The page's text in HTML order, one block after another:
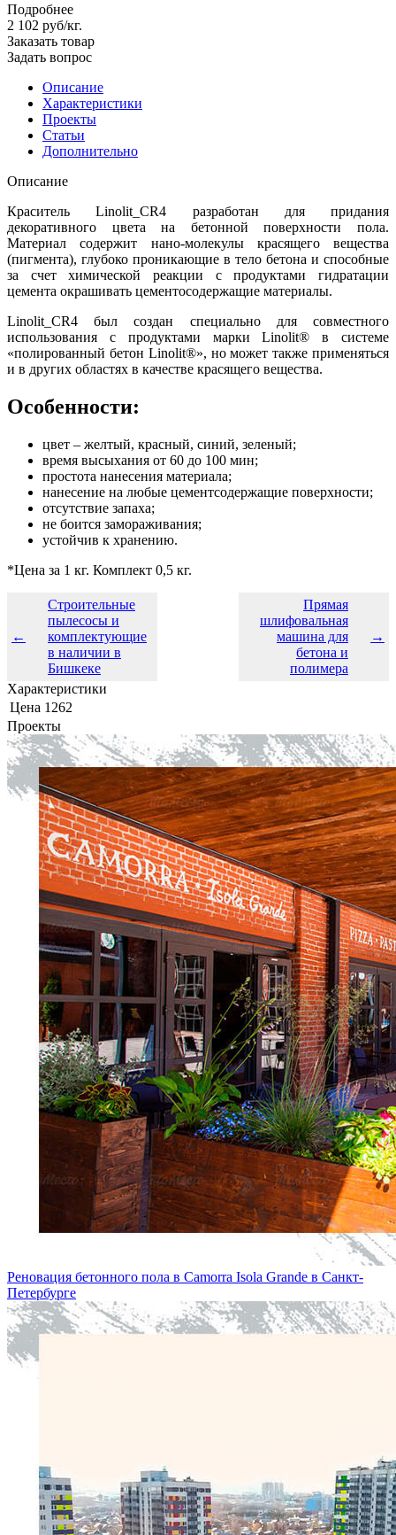
Подробнее
2 102 руб/кг.
Заказать товар
Задать вопрос
Описание
Характеристики
Проекты
Статьи
Дополнительно
Описание
Краситель Linolit_CR4 разработан для придания
декоративного цвета на бетонной поверхности пола.
Материал содержит нано-молекулы красящего вещества
(пигмента), глубоко проникающие в тело бетона и способные
за счет химической реакции с продуктами гидратации
цемента окрашивать цементосодержащие материалы.
Linolit_CR4 был создан специально для совместного
использования с продуктами марки Linolit® в системе
«полированный бетон Linolit®», но может также применяться
и в других областях в качестве красящего вещества.
Особенности:
цвет – желтый, красный, синий, зеленый;
время высыхания от 60 до 100 мин;
простота нанесения материала;
нанесение на любые цементсодержащие поверхности;
отсутствие запаха;
не боится замораживания;
устойчив к хранению.
*Цена за 1 кг. Комплект 0,5 кг.
←
Строительные
пылесосы и
комплектующие
в наличии в
Бишкеке
Прямая
шлифовальная
машина для
бетона и
полимера
→
Характеристики
Цена 1262
Проекты
Реновация бетонного пола в Camorra Isola Grande в Санкт-
Петербургe